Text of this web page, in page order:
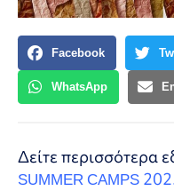
Facebook
WhatsApp
Δείτε περισσότερα
SUMMER CAMPS